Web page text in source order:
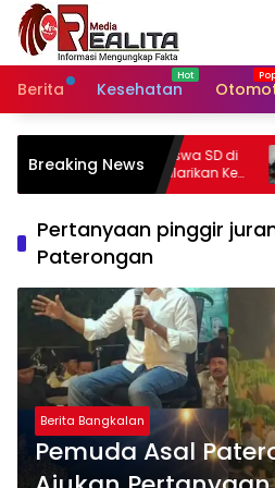
Langsung
konten
Berita
Kesehatan
Breaking News
SD di
Ke
LBH Bravo
Dampingi Karyawan
Sengketa PHK di
Pertanyaan pinggir
Paterongan
Berita Bangkalan
Pemuda Asal